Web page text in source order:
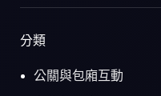
分類
公關與包廂互動